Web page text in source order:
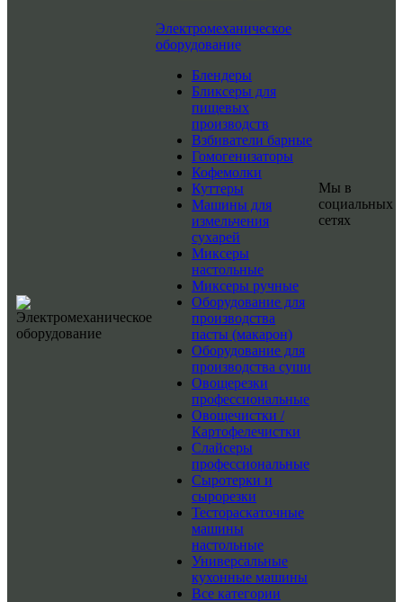
Электромеханическое
оборудование
Блендеры
Бликсеры для
пищевых
производств
Взбиватели барные
Гомогенизаторы
Кофемолки
Куттеры
Машины для
измельчения
сухарей
Миксеры
настольные
Миксеры ручные
Оборудование для
производства
пасты (макарон)
Оборудование для
производства суши
Овощерезки
профессиональные
Овощечистки /
Картофелечистки
Слайсеры
профессиональные
Сыротерки и
сырорезки
Тестораскаточные
машины
настольные
Универсальные
кухонные машины
Все категории
Мы в
социальных
сетях